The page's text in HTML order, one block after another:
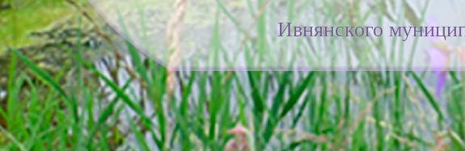
Ивнянского